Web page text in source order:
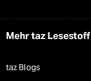
Mehr taz Lesestoff
taz Blogs